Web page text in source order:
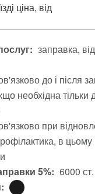
ціна, від
заправка
до і після
необхідна тільки
при
в
5%: 6000 ст.